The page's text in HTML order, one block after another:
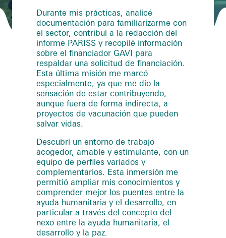
Durante mis prácticas, analicé
documentación para familiarizarme con
el sector, contribuí a la redacción del
informe PARISS y recopilé información
sobre el financiador GAVI para
respaldar una solicitud de financiación.
Esta última misión me marcó
especialmente, ya que me dio la
sensación de estar contribuyendo,
aunque fuera de forma indirecta, a
proyectos de vacunación que pueden
salvar vidas.
Descubrí un entorno de trabajo
acogedor, amable y estimulante, con un
equipo de perfiles variados y
complementarios. Esta inmersión me
permitió ampliar mis conocimientos y
comprender mejor los puentes entre la
ayuda humanitaria y el desarrollo, en
particular a través del concepto del
nexo entre la ayuda humanitaria, el
desarrollo y la paz.